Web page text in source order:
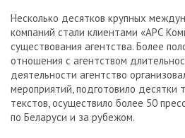
Несколько десятков крупных
компаний стали клиентами «АРС
существования агентства. Более
отношения с агентством
деятельности агентство
мероприятий, подготовило десятки
текстов, осуществило более 50
по Беларуси и за рубежом.